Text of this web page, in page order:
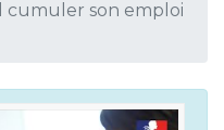
son emploi